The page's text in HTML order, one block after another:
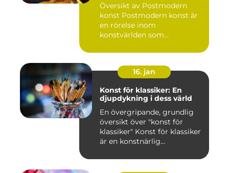
Översikt av Postmodern
konst Postmodern konst är
en rörelse inom
konstvärlden som
16. jan
Konst för klassiker: En
djupdykning i dess värld
En övergripande, grundlig
översikt över "konst för
klassiker" Konst för klassiker
är en konstnärlig...